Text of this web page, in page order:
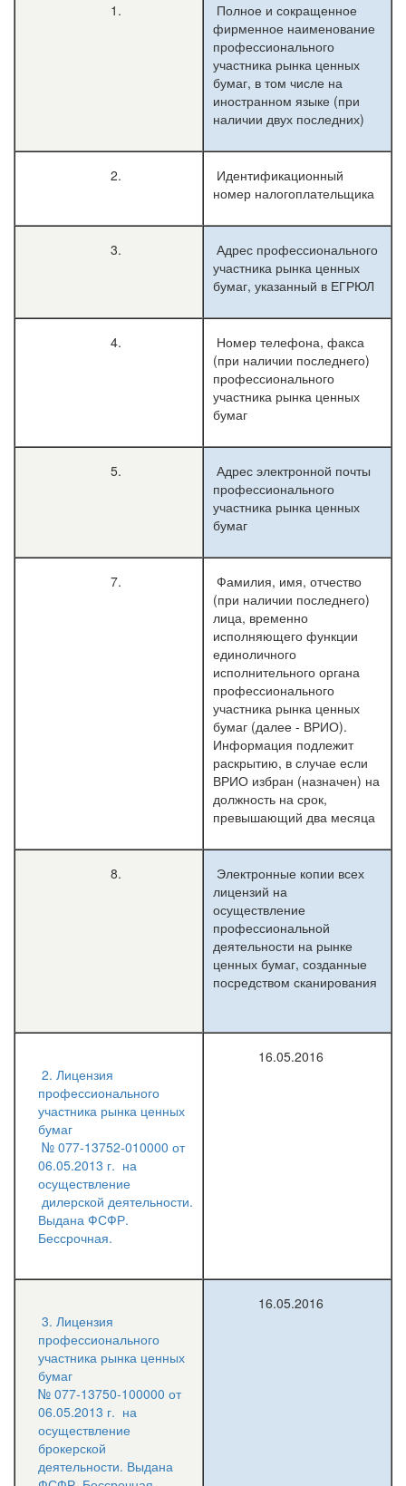
1.
Полное и сокращенное
фирменное наименование
профессионального
участника рынка ценных
бумаг, в том числе на
иностранном языке (при
наличии двух последних)
2.
Идентификационный
номер налогоплательщика
3.
Адрес профессионального
участника рынка ценных
бумаг, указанный в ЕГРЮЛ
4.
Номер телефона, факса
(при наличии последнего)
профессионального
участника рынка ценных
бумаг
5.
Адрес электронной почты
профессионального
участника рынка ценных
бумаг
7.
Фамилия, имя, отчество
(при наличии последнего)
лица, временно
исполняющего функции
единоличного
исполнительного органа
профессионального
участника рынка ценных
бумаг (далее - ВРИО).
Информация подлежит
раскрытию, в случае если
ВРИО избран (назначен) на
должность на срок,
превышающий два месяца
8.
Электронные копии всех
лицензий на
осуществление
профессиональной
деятельности на рынке
ценных бумаг, созданные
посредством сканирования
2. Лицензия
профессионального
участника рынка ценных
бумаг
№ 077-13752-010000 от
06.05.2013 г. на
осуществление
дилерской деятельности.
Выдана ФСФР.
Бессрочная.
16.05.2016
3. Лицензия
профессионального
участника рынка ценных
бумаг
№ 077-13750-100000 от
06.05.2013 г. на
осуществление
брокерской
деятельности. Выдана
16.05.2016